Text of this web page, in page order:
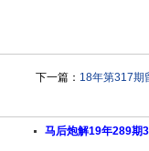
下一篇： 18年第317期
马后炮解19年289期